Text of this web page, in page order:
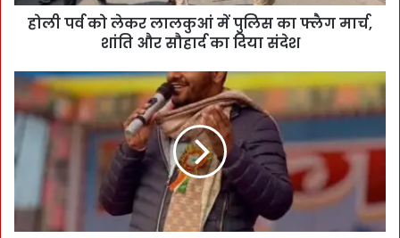
होली पर्व को लेकर लालकुआं में पुलिस का फ्लैग मार्च,
शांति और सौहार्द का दिया संदेश